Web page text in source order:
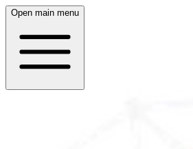
Open main menu